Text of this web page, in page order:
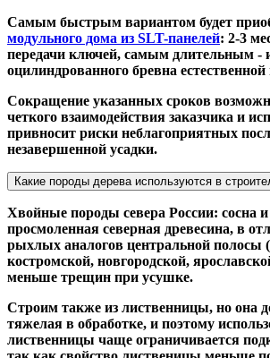
Самым быстрым вариантом будет
модульного дома из SLT-панелей: 2-3
передачи ключей, самым длительным -
оцилиндрованного бревна
Сокращение указанных сроков
четкого взаимодействия заказчика и
привносит риски неблагоприятных
незавершенной усадки.
Какие породы дерева используются в
Хвойные породы севера России: сосна
просмоленная северная древесина, в
рыхлых аналогов центральной полосы
костромской, новгородской,
меньше трещин при усушке.
Строим также из лиственницы, но она
тяжелая в обработке, и поэтому
лиственницы чаще ограничивается